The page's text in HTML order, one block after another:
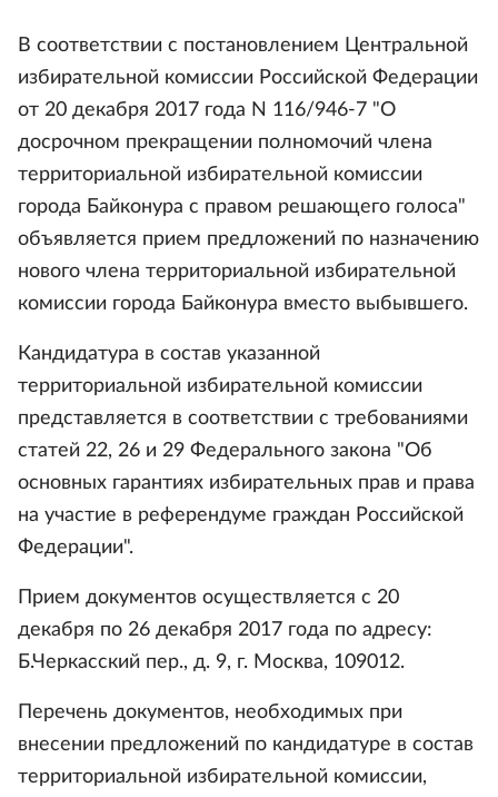
В соответствии с постановлением Центральной
избирательной комиссии Российской Федерации
от 20 декабря 2017 года N 116/946-7 "О
досрочном прекращении полномочий члена
территориальной избирательной комиссии
города Байконура с правом решающего голоса"
объявляется прием предложений по назначению
нового члена территориальной избирательной
комиссии города Байконура вместо выбывшего.
Кандидатура в состав указанной
территориальной избирательной комиссии
представляется в соответствии с требованиями
статей 22, 26 и 29 Федерального закона "Об
основных гарантиях избирательных прав и права
на участие в референдуме граждан Российской
Федерации".
Прием документов осуществляется с 20
декабря по 26 декабря 2017 года по адресу:
Б.Черкасский пер., д. 9, г. Москва, 109012.
Перечень документов, необходимых при
внесении предложений по кандидатуре в состав
территориальной избирательной комиссии,